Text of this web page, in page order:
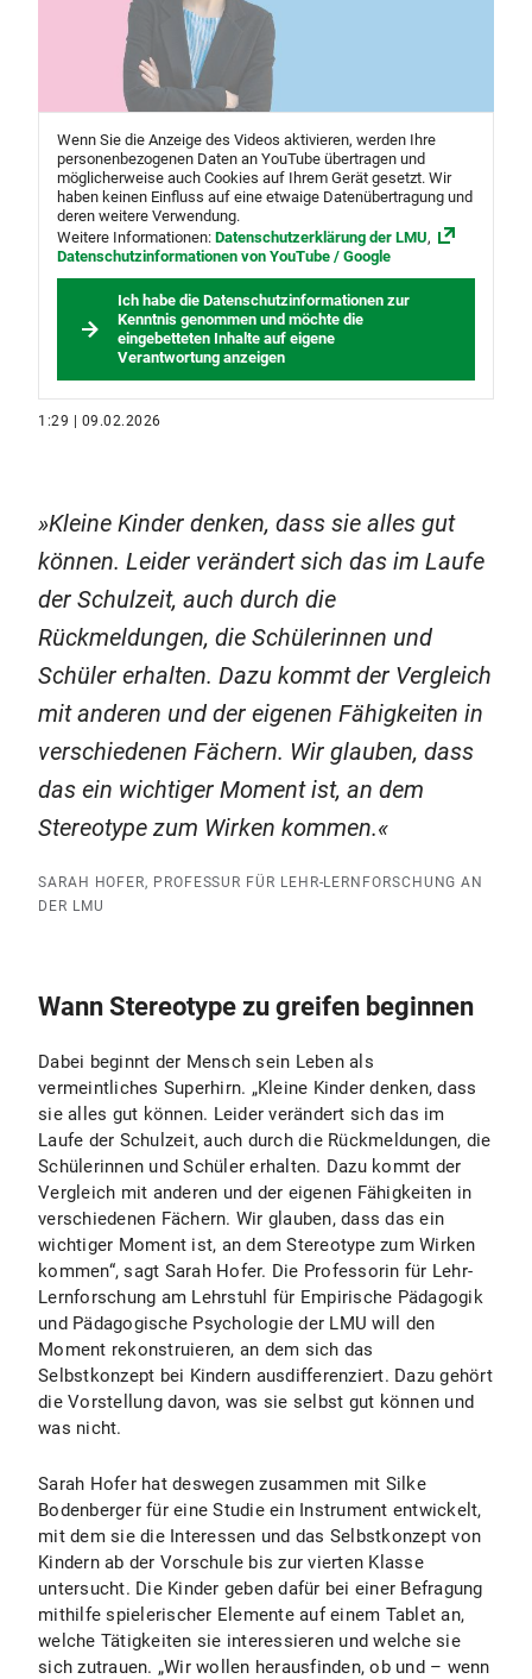
Wenn Sie die Anzeige des Videos aktivieren, werden Ihre
personenbezogenen Daten an YouTube übertragen und
möglicherweise auch Cookies auf Ihrem Gerät gesetzt. Wir
haben keinen Einfluss auf eine etwaige Datenübertragung und
deren weitere Verwendung.
Weitere Informationen: Datenschutzerklärung der LMU,
Datenschutzinformationen von YouTube / Google
Ich habe die Datenschutzinformationen zur
Kenntnis genommen und möchte die
eingebetteten Inhalte auf eigene
Verantwortung anzeigen
1:29 | 09.02.2026
Kleine Kinder denken, dass sie alles gut
können. Leider verändert sich das im Laufe
der Schulzeit, auch durch die
Rückmeldungen, die Schülerinnen und
Schüler erhalten. Dazu kommt der Vergleich
mit anderen und der eigenen Fähigkeiten in
verschiedenen Fächern. Wir glauben, dass
das ein wichtiger Moment ist, an dem
Stereotype zum Wirken kommen.
SARAH HOFER, PROFESSUR FÜR LEHR-LERNFORSCHUNG AN
DER LMU
Wann Stereotype zu greifen beginnen
Dabei beginnt der Mensch sein Leben als
vermeintliches Superhirn. „Kleine Kinder denken, dass
sie alles gut können. Leider verändert sich das im
Laufe der Schulzeit, auch durch die Rückmeldungen, die
Schülerinnen und Schüler erhalten. Dazu kommt der
Vergleich mit anderen und der eigenen Fähigkeiten in
verschiedenen Fächern. Wir glauben, dass das ein
wichtiger Moment ist, an dem Stereotype zum Wirken
kommen“, sagt Sarah Hofer. Die Professorin für Lehr-
Lernforschung am Lehrstuhl für Empirische Pädagogik
und Pädagogische Psychologie der LMU will den
Moment rekonstruieren, an dem sich das
Selbstkonzept bei Kindern ausdifferenziert. Dazu gehört
die Vorstellung davon, was sie selbst gut können und
was nicht.
Sarah Hofer hat deswegen zusammen mit Silke
Bodenberger für eine Studie ein Instrument entwickelt,
mit dem sie die Interessen und das Selbstkonzept von
Kindern ab der Vorschule bis zur vierten Klasse
untersucht. Die Kinder geben dafür bei einer Befragung
mithilfe spielerischer Elemente auf einem Tablet an,
welche Tätigkeiten sie interessieren und welche sie
sich zutrauen. „Wir wollen herausfinden, ob und – wenn